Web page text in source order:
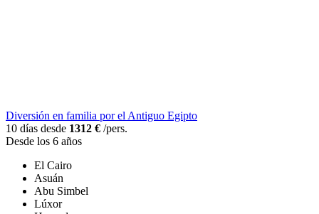
Diversión en familia por el Antiguo Egipto
10 días desde 1312 € /pers.
Desde los 6 años
El Cairo
Asuán
Abu Simbel
Lúxor